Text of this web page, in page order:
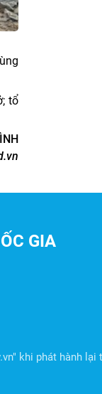
tổ
GIA
khi phát hành lại